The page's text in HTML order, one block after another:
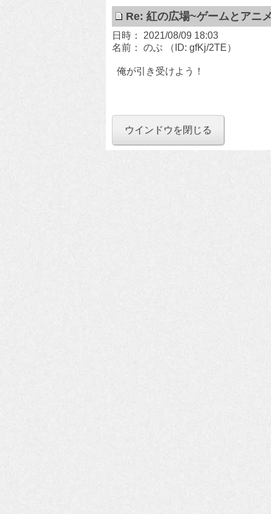
Re: 紅の広場~ゲームとアニ
日時： 2021/08/09 18:03
名前： のぶ
（ID: gfKj/2TE）
俺が引き受けよう！